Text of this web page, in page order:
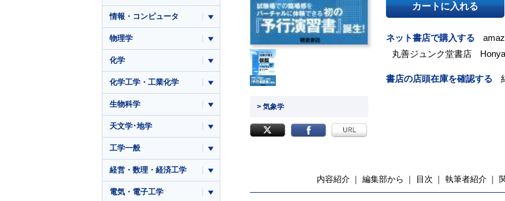
> 気象学
カートに入れる
ネット書店で購入する
丸善ジュンク堂書店
書店の店頭在庫を確認する
内容紹介 編集部から 目次 執筆者紹介
情報・コンピュータ
物理学
化学
化学工学・工業化学
生物科学
天文学･地学
工学一般
経営・数理・経済工学
電気・電子工学